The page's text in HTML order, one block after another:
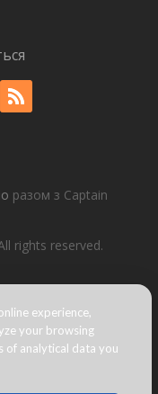
разом з Captain
rights reserved.
experience,
your browsing
of analytical data you